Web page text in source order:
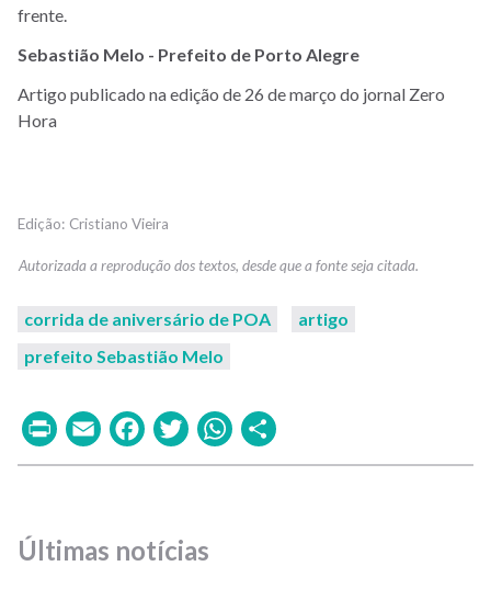
frente.
Sebastião Melo - Prefeito de Porto Alegre
Artigo publicado na edição de 26 de março do jornal Zero
Hora
Cristiano Vieira
corrida de aniversário de POA
artigo
prefeito Sebastião Melo
PrintEmailFacebook
TwitterWhatsApp
Últimas notícias